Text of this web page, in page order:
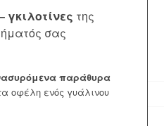
της
σας
παράθυρα
οφέλη ενός γυάλινου